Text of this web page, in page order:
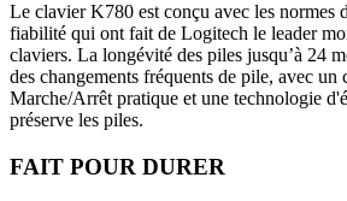
Le clavier K780 est conçu avec les normes
fiabilité qui ont fait de Logitech le leader
claviers. La longévité des piles jusqu’à 24
des changements fréquents de pile, avec un
Marche/Arrêt pratique et une technologie
préserve les piles.
FAIT POUR DURER